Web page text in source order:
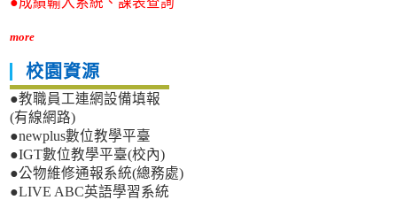
more
校園資源
●教職員工連網設備填報
(有線網路)
●newplus數位教學平臺
●IGT數位教學平臺(校內)
●公物維修通報系統(總務處)
●LIVE ABC英語學習系統